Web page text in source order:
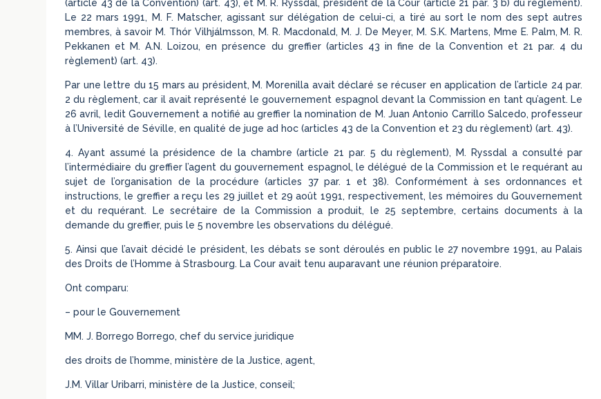
(article 43 de la Convention) (art. 43), et M. R. Ryssdal, président de la Cour (article 21 par. 3 b) du règlement).
Le 22 mars 1991, M. F. Matscher, agissant sur délégation de celui-ci, a tiré au sort le nom des sept autres
membres, à savoir M. Thór Vilhjálmsson, M. R. Macdonald, M. J. De Meyer, M. S.K. Martens, Mme E. Palm, M. R.
Pekkanen et M. A.N. Loizou, en présence du greffier (articles 43 in fine de la Convention et 21 par. 4 du
règlement) (art. 43).
Par une lettre du 15 mars au président, M. Morenilla avait déclaré se récuser en application de l’article 24 par.
2 du règlement, car il avait représenté le gouvernement espagnol devant la Commission en tant qu’agent. Le
26 avril, ledit Gouvernement a notifié au greffier la nomination de M. Juan Antonio Carrillo Salcedo, professeur
à l’Université de Séville, en qualité de juge ad hoc (articles 43 de la Convention et 23 du règlement) (art. 43).
4. Ayant assumé la présidence de la chambre (article 21 par. 5 du règlement), M. Ryssdal a consulté par
l’intermédiaire du greffier l’agent du gouvernement espagnol, le délégué de la Commission et le requérant au
sujet de l’organisation de la procédure (articles 37 par. 1 et 38). Conformément à ses ordonnances et
instructions, le greffier a reçu les 29 juillet et 29 août 1991, respectivement, les mémoires du Gouvernement
et du requérant. Le secrétaire de la Commission a produit, le 25 septembre, certains documents à la
demande du greffier, puis le 5 novembre les observations du délégué.
5. Ainsi que l’avait décidé le président, les débats se sont déroulés en public le 27 novembre 1991, au Palais
des Droits de l’Homme à Strasbourg. La Cour avait tenu auparavant une réunion préparatoire.
Ont comparu:
– pour le Gouvernement
MM. J. Borrego Borrego, chef du service juridique
des droits de l’homme, ministère de la Justice, agent,
J.M. Villar Uribarri, ministère de la Justice, conseil;